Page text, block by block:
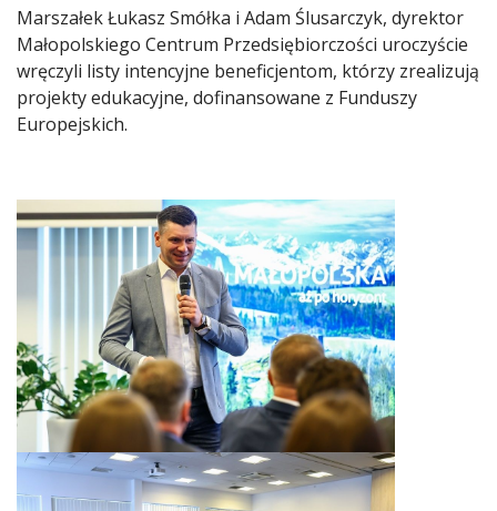
Marszałek Łukasz Smółka i Adam Ślusarczyk, dyrektor
Małopolskiego Centrum Przedsiębiorczości uroczyście
wręczyli listy intencyjne beneficjentom, którzy zrealizują
projekty edukacyjne, dofinansowane z Funduszy
Europejskich.